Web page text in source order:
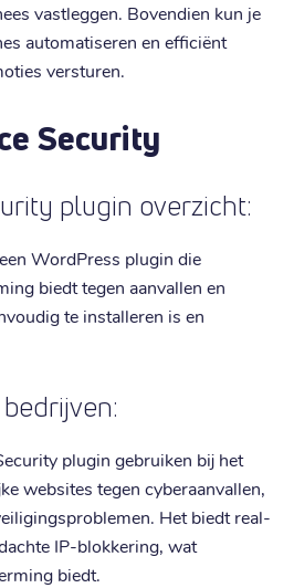
vastleggen. Bovendien kun je
automatiseren en efficiënt
versturen.
Security
plugin overzicht:
WordPress plugin die
biedt tegen aanvallen en
te installeren is en
plugin gebruiken bij het
websites tegen cyberaanvallen,
Het biedt real-
IP-blokkering, wat
biedt.